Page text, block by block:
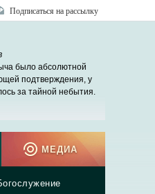
Подписаться на рассылку
было абсолютной
подтверждения, у
за тайной небытия.
МЕДИА